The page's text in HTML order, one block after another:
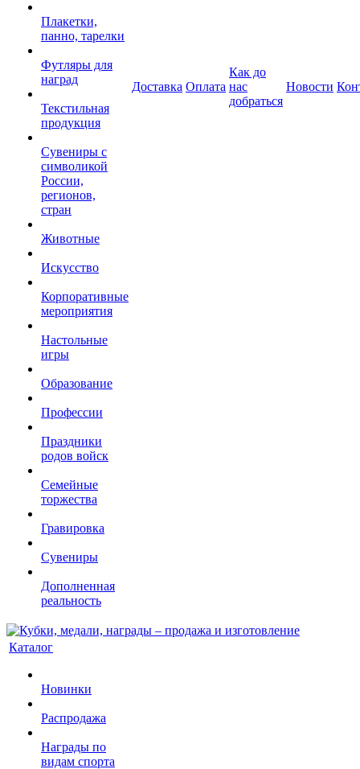
Плакетки,
панно, тарелки
Футляры для
наград
Текстильная
продукция
Сувениры с
символикой
России,
регионов,
стран
Животные
Искусство
Корпоративные
мероприятия
Настольные
игры
Образование
Профессии
Праздники
родов войск
Семейные
торжества
Гравировка
Сувениры
Дополненная
реальность
Доставка Оплата
Как до
нас
добраться
Новости
Каталог
Новинки
Распродажа
Награды по
видам спорта